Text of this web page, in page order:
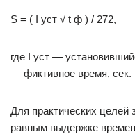
S = ( I уст √ t ф ) / 272,
где I уст —
— фиктивное время, сек.
Для практических целей
равным выдержке